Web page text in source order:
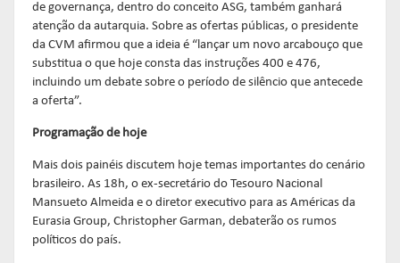
de governança, dentro do conceito ASG, também ganhará
atenção da autarquia. Sobre as ofertas públicas, o presidente
da CVM afirmou que a ideia é “lançar um novo arcabouço que
substitua o que hoje consta das instruções 400 e 476,
incluindo um debate sobre o período de silêncio que antecede
a oferta”.
Programação de hoje
Mais dois painéis discutem hoje temas importantes do cenário
brasileiro. As 18h, o ex-secretário do Tesouro Nacional
Mansueto Almeida e o diretor executivo para as Américas da
Eurasia Group, Christopher Garman, debaterão os rumos
políticos do país.